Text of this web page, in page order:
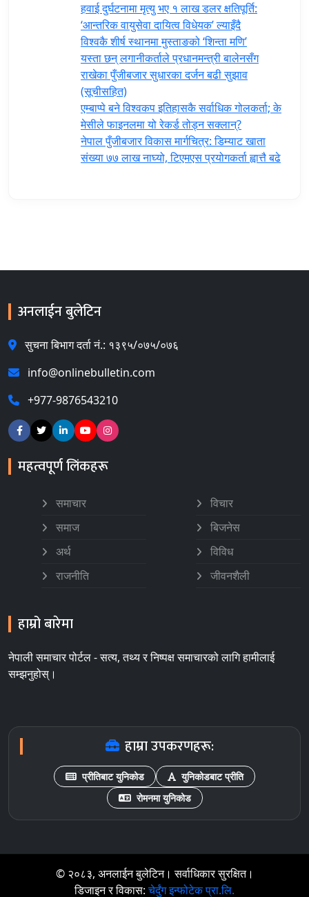
हवाई दुर्घटनामा मृत्यु भए १ लाख डलर क्षतिपूर्ति:
‘आन्तरिक वायुसेवा दायित्व विधेयक’ ल्याइँदै
विश्वकै शीर्ष स्थानमा मुस्ताङको ‘शिन्ता मणि’
यस्ता छन् लगानीकर्ताले प्रधानमन्त्री ‍बालेनसँग
राखेका पुँजीबजार सुधारका दर्जन बढी सुझाव
(सूचीसहित)
एम्बाप्पे बने विश्वकप इतिहासकै सर्वाधिक गोलकर्ता; के
मेसीले फाइनलमा यो रेकर्ड तोड्न सक्लान्?
नेपाल पुँजीबजार विकास मार्गचित्र: डिम्याट खाता
संख्या ७७ लाख नाघ्यो, टिएमएस प्रयोगकर्ता ह्वात्तै बढे
अनलाईन बुलेटिन
सुचना बिभाग दर्ता नं.: १३९५/०७५/०७६
info@onlinebulletin.com
+977-9876543210
महत्वपूर्ण लिंकहरू
समाचार
समाज
अर्थ
राजनीति
विचार
बिजनेस
विविध
जीवनशैली
हाम्रो बारेमा
नेपाली समाचार पोर्टल - सत्य, तथ्य र निष्पक्ष समाचारको लागि हामीलाई
सम्झनुहोस्।
हाम्रा उपकरणहरू:
प्रीतिबाट युनिकोड
युनिकोडबाट प्रीति
रोमनमा युनिकोड
© २०८३, अनलाईन बुलेटिन। सर्वाधिकार सुरक्षित।
डिजाइन र विकास:चेर्दुंग इन्फोटेक प्रा.लि.